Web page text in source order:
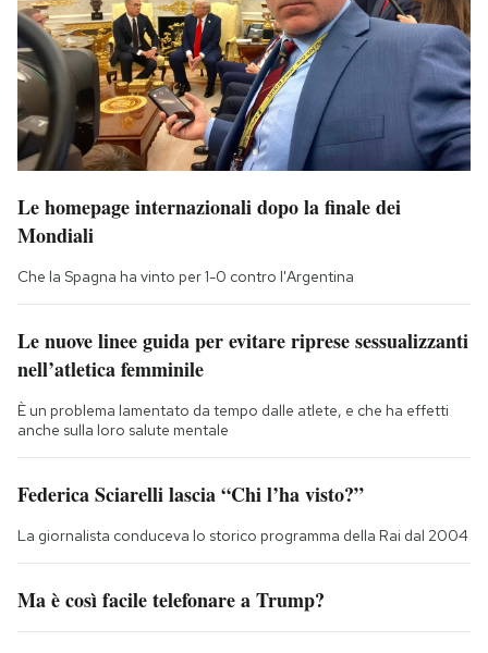
Le homepage internazionali dopo la finale dei
Mondiali
Che la Spagna ha vinto per 1-0 contro l'Argentina
Le nuove linee guida per evitare riprese sessualizzanti
nell’atletica femminile
È un problema lamentato da tempo dalle atlete, e che ha effetti
anche sulla loro salute mentale
Federica Sciarelli lascia “Chi l’ha visto?”
La giornalista conduceva lo storico programma della Rai dal 2004
Ma è così facile telefonare a Trump?